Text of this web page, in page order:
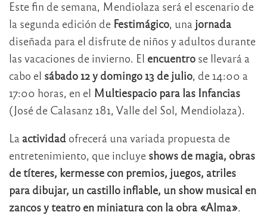
Este fin de semana, Mendiolaza será el escenario de
la segunda edición de Festimágico, una jornada
diseñada para el disfrute de niños y adultos durante
las vacaciones de invierno. El encuentro se llevará a
cabo el sábado 12 y domingo 13 de julio, de 14:00 a
17:00 horas, en el Multiespacio para las Infancias
(José de Calasanz 181, Valle del Sol, Mendiolaza).
La actividad ofrecerá una variada propuesta de
entretenimiento, que incluye shows de magia, obras
de títeres, kermesse con premios, juegos, atriles
para dibujar, un castillo inflable, un show musical en
zancos y teatro en miniatura con la obra «Alma».